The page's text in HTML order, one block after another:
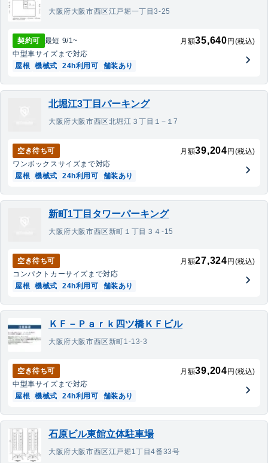
大阪府大阪市西区江戸堀一丁目3-25
契約可 最短 9/1~ 月額35,640 円(税込)
中型車サイズまで対応
屋根 機械式 24h利用可 舗装あり
北堀江3丁目パーキング
大阪府大阪市西区北堀江３丁目１−１7
空き待ち可 月額39,204 円(税込)
ワンボックスサイズまで対応
屋根 機械式 24h利用可 舗装あり
新町1丁目タワーパーキング
大阪府大阪市西区新町１丁目３４-15
空き待ち可 月額27,324 円(税込)
コンパクトカーサイズまで対応
屋根 機械式 24h利用可 舗装あり
ＫＦ－Ｐａｒｋ四ツ橋ＫＦビル
大阪府大阪市西区新町1-13-3
空き待ち可 月額39,204 円(税込)
中型車サイズまで対応
屋根 機械式 24h利用可 舗装あり
石原ビル東館立体駐車場
大阪府大阪市西区江戸堀1丁目4番33号